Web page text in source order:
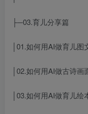
├─03.育儿分享篇
│01.如何用AI做育儿图
│02.如何用AI做古诗画
│03.如何用AI做育儿绘